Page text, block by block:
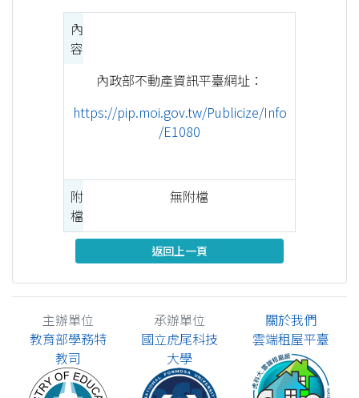
內
容
內政部不動產資訊平臺網址：
https://pip.moi.gov.tw/Publicize/Info
/E1080
附
檔
無附檔
返回上一頁
主辦單位
教育部學務特
教司
承辦單位
國立虎尾科技
大學
關於我們
雲端租屋平臺